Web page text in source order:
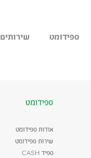
ספידומט
ספידומט
אודות ספידומט
שירות ספידומט
ספיד CASH